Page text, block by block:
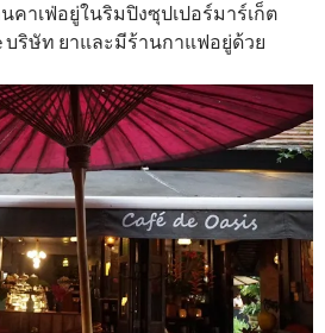
าเฟ่อยู่ในริมปิงซุปเปอร์มาร์เก็ต
บริษัท ยาและมีร้านกาแฟอยู่ด้วย